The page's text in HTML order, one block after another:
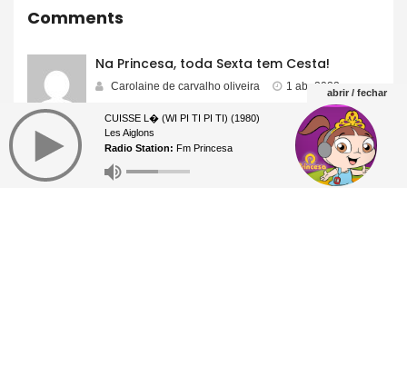
Comments
Na Princesa, toda Sexta tem Cesta!
Carolaine de carvalho oliveira 1 abr 2022
abrir / fechar
CUISSE L� (WI PI TI PI TI) (1980)
Les Aiglons
Radio Station: Fm Princesa